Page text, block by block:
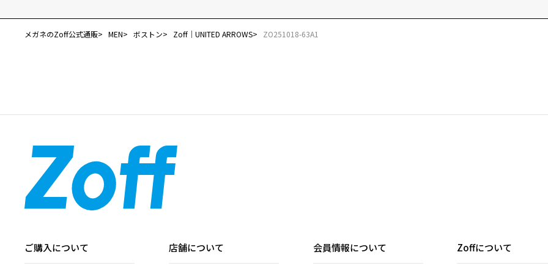
メガネのZoff公式通販 MEN ボストン Zoff｜UNITED ARROWS ZO251018-63A1
ご購入について 店舗について 会員情報について Zoffについて